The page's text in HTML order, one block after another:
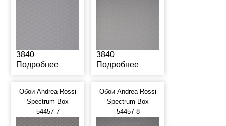
3840
Подробнее
3840
Подробнее
Обои Andrea Rossi
Spectrum Box
54457-7
Обои Andrea Rossi
Spectrum Box
54457-8